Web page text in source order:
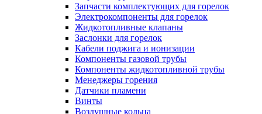
Запчасти комплектующих для горелок
Электрокомпоненты для горелок
Жидкотопливные клапаны
Заслонки для горелок
Кабели поджига и ионизации
Компоненты газовой трубы
Компоненты жидкотопливной трубы
Менеджеры горения
Датчики пламени
Винты
Воздушные кольца